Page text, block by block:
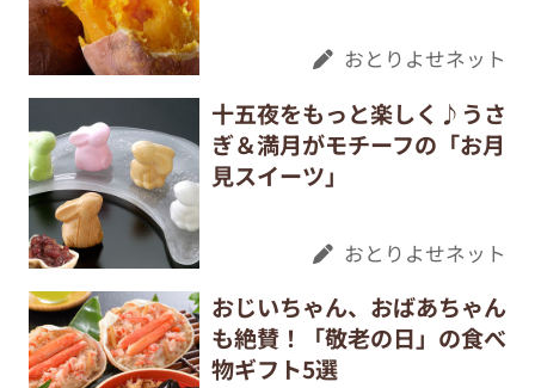
おとりよせネット
十五夜をもっと楽しく♪うさ
ぎ＆満月がモチーフの「お月
見スイーツ」
おとりよせネット
おじいちゃん、おばあちゃん
も絶賛！「敬老の日」の食べ
物ギフト5選